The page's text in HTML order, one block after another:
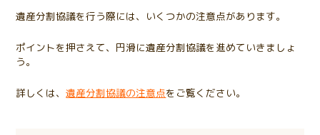
遺産分割協議を行う際には、いくつかの注意点があります。
ポイントを押さえて、円滑に遺産分割協議を進めていきましょ
う。
詳しくは、遺産分割協議の注意点をご覧ください。